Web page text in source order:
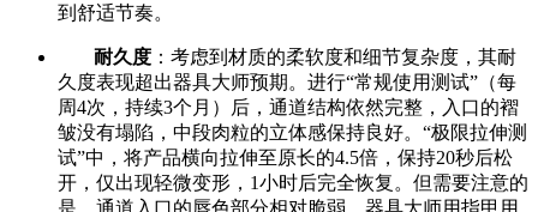
到舒适节奏。
耐久度 ：考虑到材质的柔软度和细节复杂度，其耐
久度表现超出器具大师预期。进行“常规使用测试”（每
周4次，持续3个月）后，通道结构依然完整，入口的褶
皱没有塌陷，中段肉粒的立体感保持良好。“极限拉伸测
试”中，将产品横向拉伸至原长的4.5倍，保持20秒后松
开，仅出现轻微变形，1小时后完全恢复。但需要注意的
是，通道入口的唇色部分相对脆弱，器具大师用指甲用